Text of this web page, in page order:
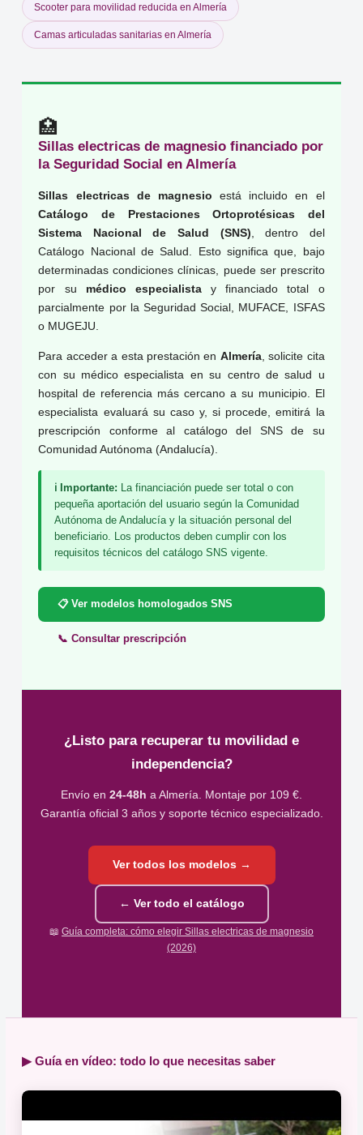
Scooter para movilidad reducida en Almería
Camas articuladas sanitarias en Almería
🏥
Sillas electricas de magnesio financiado por
la Seguridad Social en Almería
Sillas electricas de magnesio está incluido en el
Catálogo de Prestaciones Ortoprotésicas del
Sistema Nacional de Salud (SNS), dentro del
Catálogo Nacional de Salud. Esto significa que, bajo
determinadas condiciones clínicas, puede ser prescrito
por su médico especialistay financiado total o
parcialmente por la Seguridad Social, MUFACE, ISFAS
o MUGEJU.
Para acceder a esta prestación en Almería, solicite cita
con su médico especialista en su centro de salud u
hospital de referencia más cercano a su municipio. El
especialista evaluará su caso y, si procede, emitirá la
prescripción conforme al catálogo del SNS de su
Comunidad Autónoma (Andalucía).
ℹ️ Importante: La financiación puede ser total o con
pequeña aportación del usuario según la Comunidad
Autónoma de Andalucía y la situación personal del
beneficiario. Los productos deben cumplir con los
requisitos técnicos del catálogo SNS vigente.
📋 Ver modelos homologados SNS
📞 Consultar prescripción
¿Listo para recuperar tu movilidad e
independencia?
Envío en 24-48h a Almería. Montaje por 109 €.
Garantía oficial 3 años y soporte técnico especializado.
Ver todos los modelos →
← Ver todo el catálogo
📖 Guía completa: cómo elegir Sillas electricas de magnesio
(2026)
▶ Guía en vídeo: todo lo que necesitas saber